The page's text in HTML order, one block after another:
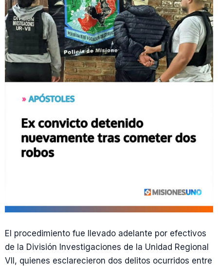
El procedimiento fue llevado adelante por efectivos
de la División Investigaciones de la Unidad Regional
VII, quienes esclarecieron dos delitos ocurridos entre